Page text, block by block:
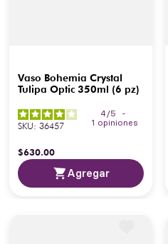
Vaso Bohemia Crystal
Tulipa Optic 350ml (6 pz)
4/5
-
1 opiniones
SKU: 36457
$630.00
Agregar